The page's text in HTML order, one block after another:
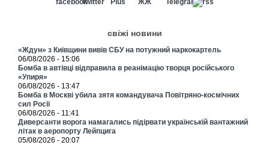
свіжі новини
«Ждун» з Київщини вивів СБУ на потужний наркокартель
06/08/2026 - 15:06
Бомба в автівці відправила в реанімацію творця російського
«Упиря»
06/08/2026 - 13:47
Бомба в Москві убила зятя командувача Повітряно-космічних
сил Росії
06/08/2026 - 11:41
Диверсанти ворога намагались підірвати українській вантажний
літак в аеропорту Лейпцига
05/08/2026 - 20:07